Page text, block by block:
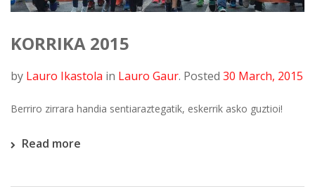
KORRIKA 2015
by Lauro Ikastola in Lauro Gaur. Posted 30 March, 2015
Berriro zirrara handia sentiaraztegatik, eskerrik asko guztioi!
Read more